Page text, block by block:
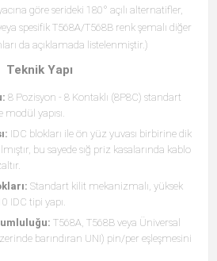
göre serideki 180° açılı alternatifler,
spesifik T568A/T568B renk şemalı diğer
da açıklamada listelenmiştir.)
Teknik Yapı
8 Pozisyon - 8 Kontaklı (8P8C) standart
modül yapısı.
IDC blokları ile ön yüz yuvası birbirine dik
bu sayede sığ priz kasalarında kablo
Standart kilit mekanizmalı, yüksek
IDC tipi yapı.
T568A, T568B veya Üniversal
barındıran UNI) pin/per eşleşmesini